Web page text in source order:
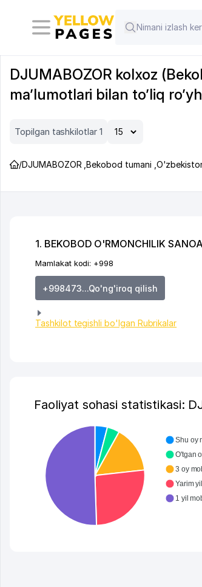
DJUMABOZOR kolxoz
ma’lumotlari bilan to’liq
Topilgan tashkilotlar 1
/DJUMABOZOR ,Bekobod tumani
1. BEKOBOD O'RMONCHILIK
Mamlakat kodi: +998
+998473...Qo'ng'iroq qilish
Tashkilot tegishli bo'lgan Rubrikalar
Faoliyat sohasi statistikasi:
Shu oy
O'tgan
3 oy
Yarim